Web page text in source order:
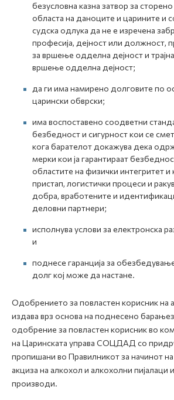
безусловна казна затвор за
областа на даноците и царините и
судска одлука да не е изречена
професија, дејност или должност,
за вршење одделна дејност и
вршење одделна дејност;
да ги има намирено долговите по
царински обврски;
има воспоставено соодветни
безбедност и сигурност кои се
кога барателот докажува дека
мерки кои ја гарантираат
областите на физички интегритет и
пристап, логистички процеси и
добра, вработените и
деловни партнери;
исполнува услови за електронска
и
поднесе гаранција за
долг кој може да настане.
Одобрението за повластен корисник на
издава врз основа на поднесено
одобрение за повластен корисник во
на Царинската управа СОЦДАД со
пропишани во Правилникот за начинот
акциза на алкохол и алкохолни пијалаци
производи.